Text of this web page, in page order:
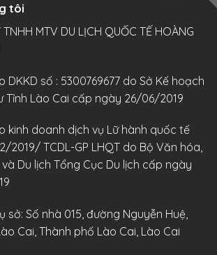
tôi
TNHH MTV DU LỊCH QUỐC TẾ HOÀNG
DKKD số : 5300769677 do Sở Kế hoạch
Tỉnh Lào Cai cấp ngày 26/06/2019
kinh doanh dịch vụ Lữ hành quốc tế
2019/ TCDL-GP LHQT do Bộ Văn hóa,
Du lịch Tổng Cục Du lịch cấp ngày
sở: Số nhà 015, đường Nguyễn Huệ,
Cai, Thành phố Lào Cai, Lào Cai